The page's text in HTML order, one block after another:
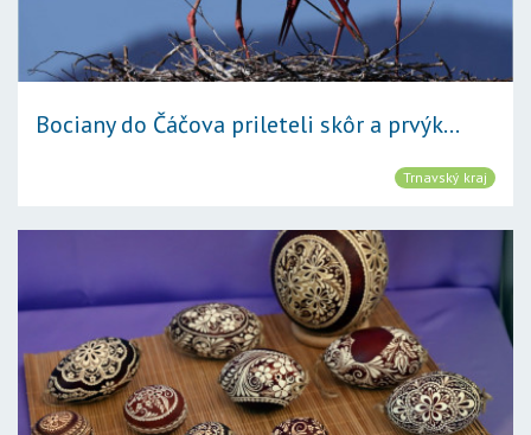
Bociany do Čáčova prileteli skôr a prvýk...
Trnavský kraj